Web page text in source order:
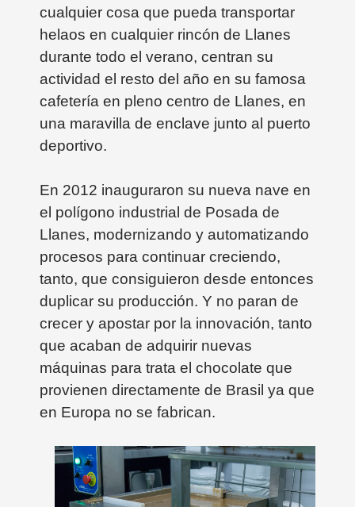
cualquier cosa que pueda transportar
helaos en cualquier rincón de Llanes
durante todo el verano, centran su
actividad el resto del año en su famosa
cafetería en pleno centro de Llanes, en
una maravilla de enclave junto al puerto
deportivo.
En 2012 inauguraron su nueva nave en
el polígono industrial de Posada de
Llanes, modernizando y automatizando
procesos para continuar creciendo,
tanto, que consiguieron desde entonces
duplicar su producción. Y no paran de
crecer y apostar por la innovación, tanto
que acaban de adquirir nuevas
máquinas para trata el chocolate que
provienen directamente de Brasil ya que
en Europa no se fabrican.